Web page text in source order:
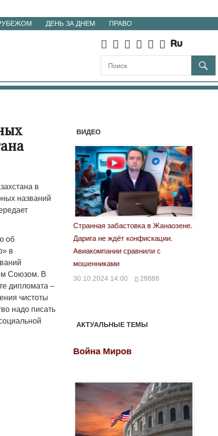
ДЕНЬ ЗА ДНЕМ ПРАВО
в
названий
об
в
Союзом. В
дипломата –
чистоты
надо писать
ВИДЕО
конфискации.
с
28888
«Новый Казахстан не говорит всей
правды»
29.10.2024 09:00 39623
АКТУАЛЬНЫЕ ТЕМЫ
Война Миров